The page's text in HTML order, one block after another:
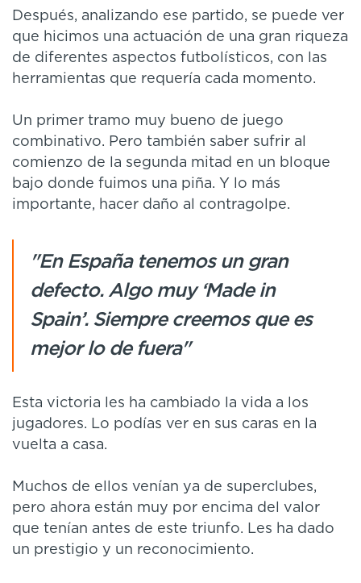
Después, analizando ese partido, se puede ver
que hicimos una actuación de una gran riqueza
de diferentes aspectos futbolísticos, con las
herramientas que requería cada momento.
Un primer tramo muy bueno de juego
combinativo. Pero también saber sufrir al
comienzo de la segunda mitad en un bloque
bajo donde fuimos una piña. Y lo más
importante, hacer daño al contragolpe.
"En España tenemos un gran
defecto. Algo muy ‘Made in
Spain’. Siempre creemos que es
mejor lo de fuera"
Esta victoria les ha cambiado la vida a los
jugadores. Lo podías ver en sus caras en la
vuelta a casa.
Muchos de ellos venían ya de superclubes,
pero ahora están muy por encima del valor
que tenían antes de este triunfo. Les ha dado
un prestigio y un reconocimiento.